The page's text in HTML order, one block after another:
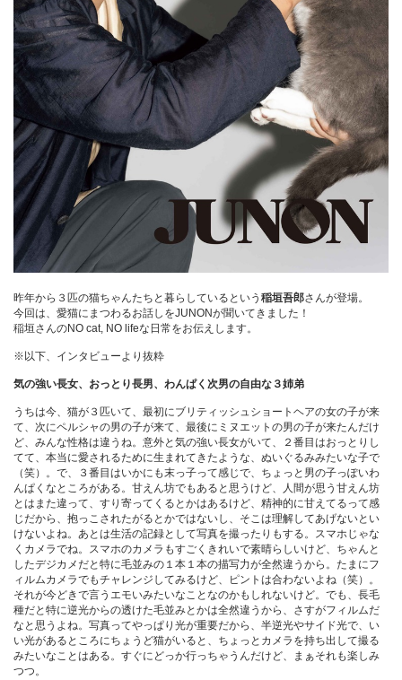
昨年から３匹の猫ちゃんたちと暮らしているという 稲垣吾郎さんが登場。
今回は、愛猫にまつわるお話しをJUNONが聞いてきました！
稲垣さんのNO cat, NO lifeな日常をお伝えします。
※以下、インタビューより抜粋
気の強い長女、おっとり長男、わんぱく次男の自由な３姉弟
うちは今、猫が３匹いて、最初にブリティッシュショートヘアの女の子が来
て、次にペルシャの男の子が来て、最後にミヌエットの男の子が来たんだけ
ど、みんな性格は違うね。意外と気の強い長女がいて、２番目はおっとりし
てて、本当に愛されるために生まれてきたような、ぬいぐるみみたいな子で
（笑）。で、３番目はいかにも末っ子って感じで、ちょっと男の子っぽいわ
んぱくなところがある。甘えん坊でもあると思うけど、人間が思う甘えん坊
とはまた違って、すり寄ってくるとかはあるけど、精神的に甘えてるって感
じだから、抱っこされたがるとかではないし、そこは理解してあげないとい
けないよね。あとは生活の記録として写真を撮ったりもする。スマホじゃな
くカメラでね。スマホのカメラもすごくきれいで素晴らしいけど、ちゃんと
したデジカメだと特に毛並みの１本１本の描写力が全然違うから。たまにフ
ィルムカメラでもチャレンジしてみるけど、ピントは合わないよね（笑）。
それが今どきで言うエモいみたいなことなのかもしれないけど。でも、長毛
種だと特に逆光からの透けた毛並みとかは全然違うから、さすがフィルムだ
なと思うよね。写真ってやっぱり光が重要だから、半逆光やサイド光で、い
い光があるところにちょうど猫がいると、ちょっとカメラを持ち出して撮る
みたいなことはある。すぐにどっか行っちゃうんだけど、まぁそれも楽しみ
つつ。